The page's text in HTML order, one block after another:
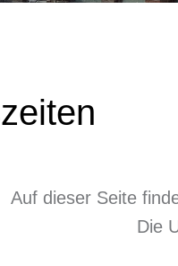
Auf dieser Seite
Die